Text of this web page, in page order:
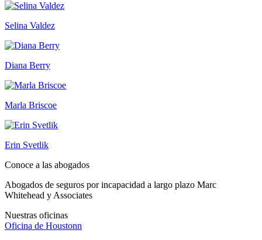
Selina Valdez
Diana Berry
Marla Briscoe
Erin Svetlik
Conoce a las abogados
Abogados de seguros por incapacidad a largo plazo Marc
Whitehead y Associates
Nuestras oficinas
Oficina de Houstonn